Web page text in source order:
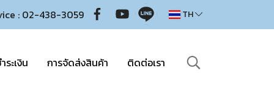
: 02-438-3059 TH
ระเงิน การจัดส่งสินค้า ติดต่อเรา